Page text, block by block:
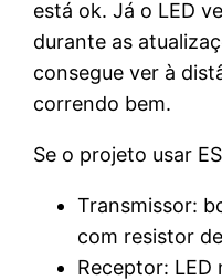
está ok. Já o LED
durante as
consegue ver à
correndo bem.
Se o projeto usar
Transmissor:
com resistor
Receptor: